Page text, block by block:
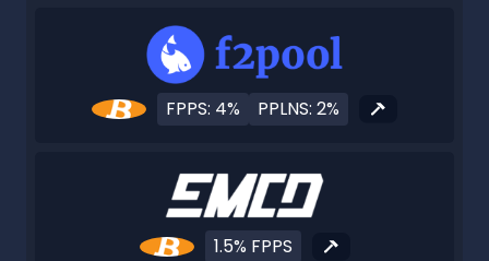
FPPS: 4% PPLNS: 2%
1.5% FPPS